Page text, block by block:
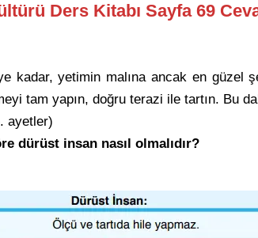
Ders Kitabı Sayfa 69
kadar, yetimin malına ancak en
tam yapın, doğru terazi ile tartın. Bu
ayetler)
dürüst insan nasıl olmalıdır?